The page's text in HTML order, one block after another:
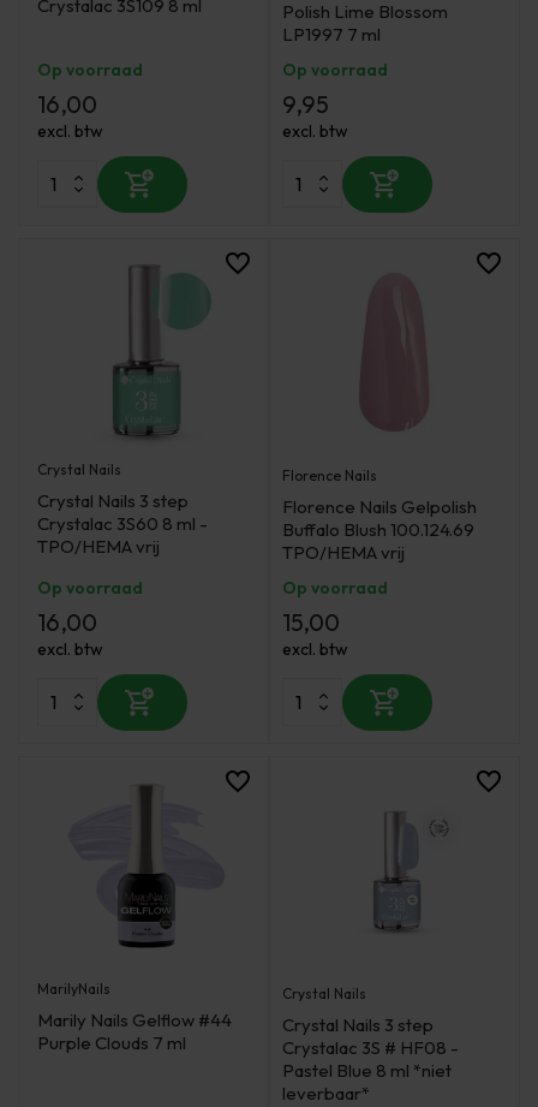
Crystalac 3S109 8 ml
Op voorraad
16,00
excl. btw
Polish Lime Blossom
LP1997 7 ml
Op voorraad
9,95
excl. btw
Crystal Nails
Crystal Nails 3 step
Crystalac 3S60 8 ml -
TPO/HEMA vrij
Op voorraad
16,00
excl. btw
Florence Nails
Florence Nails Gelpolish
Buffalo Blush 100.124.69
TPO/HEMA vrij
Op voorraad
15,00
excl. btw
MarilyNails
Marily Nails Gelflow #44
Purple Clouds 7 ml
Crystal Nails
Crystal Nails 3 step
Crystalac 3S # HF08 -
Pastel Blue 8 ml *niet
leverbaar*